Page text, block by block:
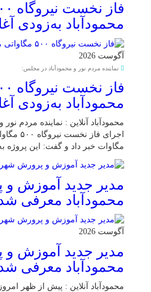
محمودآباد به‌زودی
آگوست 2026
نماینده مردم نور و محمودآباد در مجلس:
محمودآباد به‌زودی
محمودآباد آنلاین : نماینده مردم
مگاوات خبر داد و گفت: این
مدیر جدید آموزش
محمودآباد معرفی
آگوست 2026
مدیر جدید آموزش
محمودآباد معرفی
محمودآباد آنلاین : پیش از ظهر